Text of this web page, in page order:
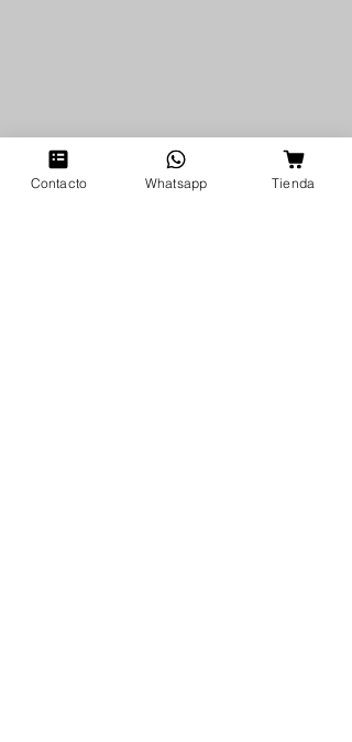
Contacto Whatsapp Tienda